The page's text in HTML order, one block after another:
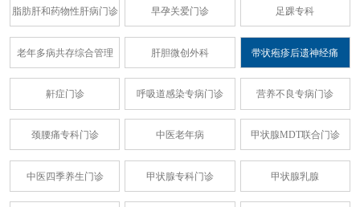
脂肪肝和药物性肝病门诊 早孕关爱门诊 足踝专科
老年多病共存综合管理 肝胆微创外科 带状疱疹后遗神经痛
鼾症门诊 呼吸道感染专病门诊 营养不良专病门诊
颈腰痛专科门诊 中医老年病 甲状腺MDT联合门诊
中医四季养生门诊 甲状腺专科门诊 甲状腺乳腺